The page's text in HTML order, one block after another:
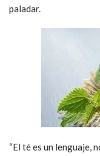
paladar.
“El té es un lenguaje,